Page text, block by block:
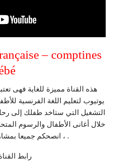
– comptines
هذه القناة مميزة للغاية فهى
يوتيوب لتعليم اللغة الفرنسية
التشغيل التي ستاخد طفلك إلى
خلال أغانى الأطفال والرسوم
، انصحكم جميعا بمشاهة هذه القناة الرائعة .
رابط